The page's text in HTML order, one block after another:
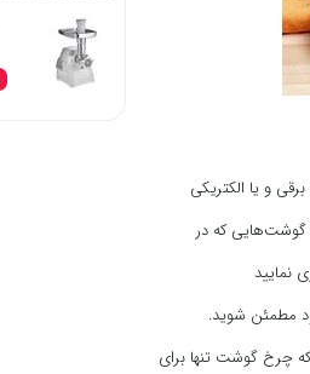
و یا الکتریکی
گوشت‌هایی که در
مطمئن شوید‌.
چرخ گوشت تنها برای